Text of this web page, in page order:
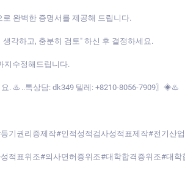
완벽한 증명서를 제공해 드립니다.
각하고, 충분히 검토" 하신 후 결정하세요.
지수정해드립니다.
. ♨️ ..톡상담: dk349 텔레: +8210-8056-7909〗◈♨️
기권리증제작#인적성적검사성적표제작#전기산
적표위조#의사면허증위조#대학합격증위조#대학